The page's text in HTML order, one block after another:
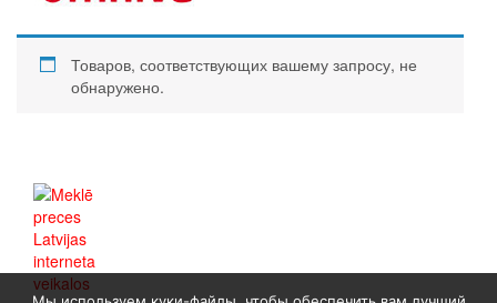
Товаров, соответствующих вашему запросу, не
обнаружено.